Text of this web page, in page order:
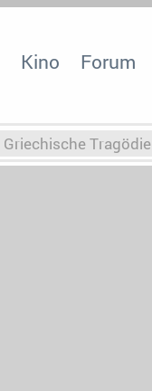
Kino Forum
Griechische Tragödie